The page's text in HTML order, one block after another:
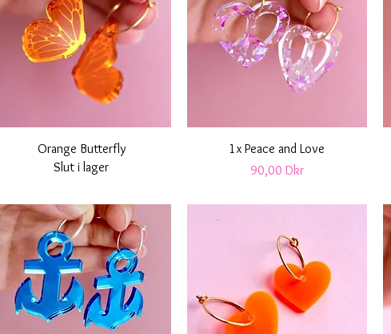
Snabbvisning
Orange Butterfly
Slut i lager
Snabbvisning
1x Peace and Love
Pris
90,00 Dkr